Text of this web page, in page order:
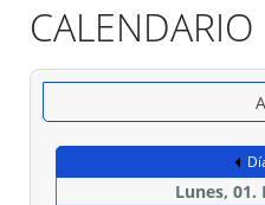
Lunes, 01.